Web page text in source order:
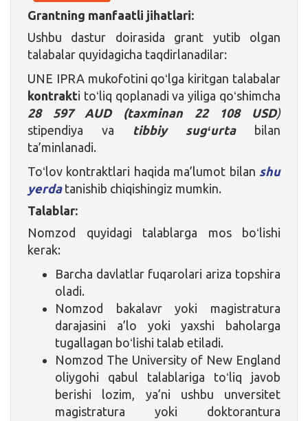
Grantning manfaatli jihatlari:
Ushbu dastur doirasida grant yutib olgan
talabalar quyidagicha taqdirlanadilar:
UNE IPRA mukofotini qoʻlga kiritgan talabalar
kontrakti toʻliq qoplanadi va yiliga qoʻshimcha
28 597 AUD
(taxminan 22 108 USD)
stipendiya va tibbiy sugʻurtabilan
ta’minlanadi.
Toʻlov kontraktlari haqida ma’lumot bilan shu
yerdatanishib chiqishingiz mumkin.
Talablar:
Nomzod quyidagi talablarga mos boʻlishi
kerak:
Barcha davlatlar fuqarolari ariza topshira
oladi.
Nomzod bakalavr yoki magistratura
darajasini a’lo yoki yaxshi baholarga
tugallagan boʻlishi talab etiladi.
Nomzod The University of New England
oliygohi qabul talablariga toʻliq javob
berishi lozim, ya’ni ushbu unversitet
magistratura yoki doktorantura